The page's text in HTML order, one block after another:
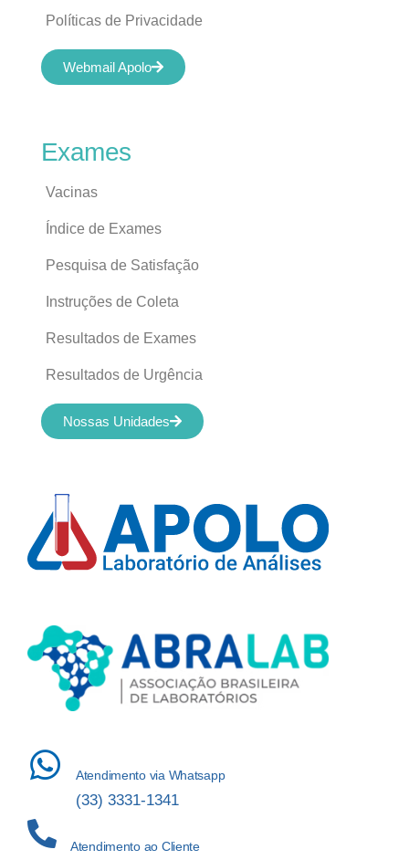
Atendimento via Whatsapp
(33) 3331-1341
Atendimento ao Cliente
Exames
Vacinas
Índice de Exames
Pesquisa de Satisfação
Instruções de Coleta
Resultados de Exames
Resultados de Urgência
Nossas Unidades
Políticas de Privacidade
Webmail Apolo